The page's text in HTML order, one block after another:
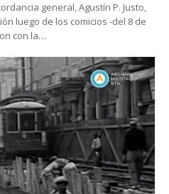
general, Agustín P. Justo,
luego de los comicios -del 8 de
con la…